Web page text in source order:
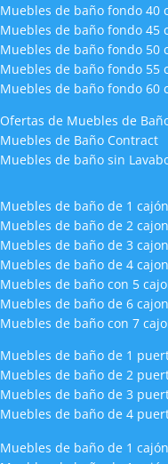
Muebles de baño fondo 40
Muebles de baño fondo 45
Muebles de baño fondo 50
Muebles de baño fondo 55
Muebles de baño fondo 60
Ofertas de Muebles de
Muebles de Baño Contract
Muebles de baño sin
Muebles de baño de 1 cajón
Muebles de baño de 2
Muebles de baño de 3
Muebles de baño de 4
Muebles de baño con 5
Muebles de baño de 6
Muebles de baño con 7
Muebles de baño de 1
Muebles de baño de 2
Muebles de baño de 3
Muebles de baño de 4
Muebles de baño de 1